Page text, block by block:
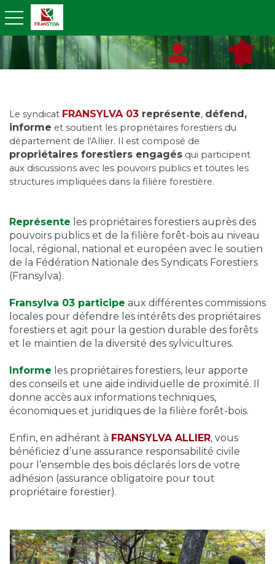
toggle navigation
Le syndicat FRANSYLVA 03 représente, défend,
informe et soutient les propriétaires forestiers du
département de l'Allier. Il est composé de
propriétaires forestiers engagés qui participent
aux discussions avec les pouvoirs publics et toutes les
structures impliquées dans la filière forestière.
Représente les propriétaires forestiers auprès des
pouvoirs publics et de la filière forêt-bois au niveau
local, régional, national et européen avec le soutien
de la Fédération Nationale des Syndicats Forestiers
(Fransylva).
Fransylva 03 participe aux différentes commissions
locales pour défendre les intérêts des propriétaires
forestiers et agit pour la gestion durable des forêts
et le maintien de la diversité des sylvicultures.
Informe les propriétaires forestiers, leur apporte
des conseils et une aide individuelle de proximité. Il
donne accès aux informations techniques,
économiques et juridiques de la filière forêt-bois.
Enfin, en adhérant à FRANSYLVA ALLIER, vous
bénéficiez d’une assurance responsabilité civile
pour l’ensemble des bois déclarés lors de votre
adhésion (assurance obligatoire pour tout
propriétaire forestier).